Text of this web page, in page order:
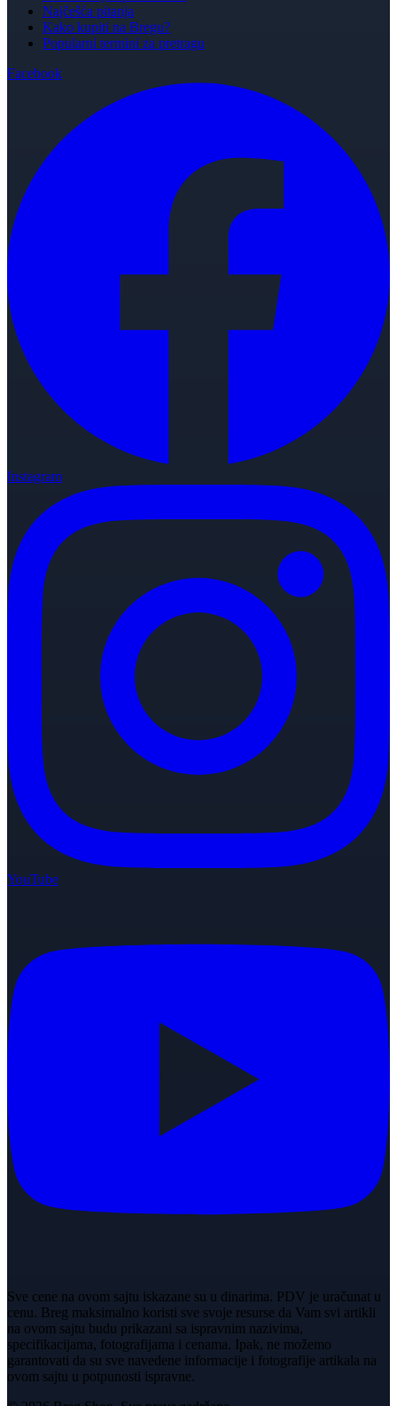
Najčešća pitanja
Kako kupiti na Bregu?
Popularni termini za pretragu
Facebook
Instagram
YouTube
Sve cene na ovom sajtu iskazane su u dinarima. PDV je uračunat u
cenu. Breg maksimalno koristi sve svoje resurse da Vam svi artikli
na ovom sajtu budu prikazani sa ispravnim nazivima,
specifikacijama, fotografijama i cenama. Ipak, ne možemo
garantovati da su sve navedene informacije i fotografije artikala na
ovom sajtu u potpunosti ispravne.